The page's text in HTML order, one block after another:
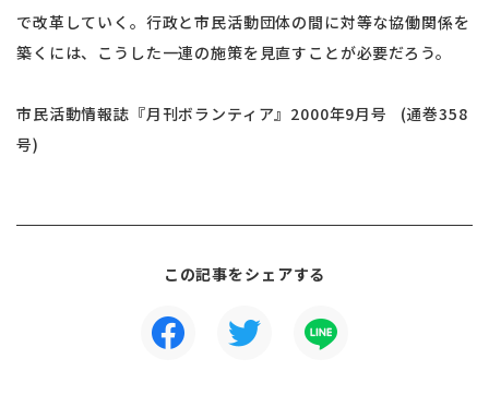
で改革していく。行政と市民活動団体の間に対等な協働関係を
築くには、こうした一連の施策を見直すことが必要だろう。
市民活動情報誌『月刊ボランティア』2000年9月号 (通巻358
号)
この記事をシェアする